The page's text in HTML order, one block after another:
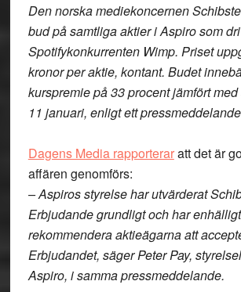
Den norska mediekoncernen
bud på samtliga aktier i Aspiro som
Spotifykonkurrenten Wimp. Priset
kronor per aktie, kontant. Budet
kurspremie på 33 procent jämfört
11 januari, enligt ett
Dagens Media rapporteraratt det är
affären genomförs:
– Aspiros styrelse har utvärderat
Erbjudande grundligt och har
rekommendera aktieägarna att
Erbjudandet, säger Peter Pay,
Aspiro, i samma pressmeddelande.